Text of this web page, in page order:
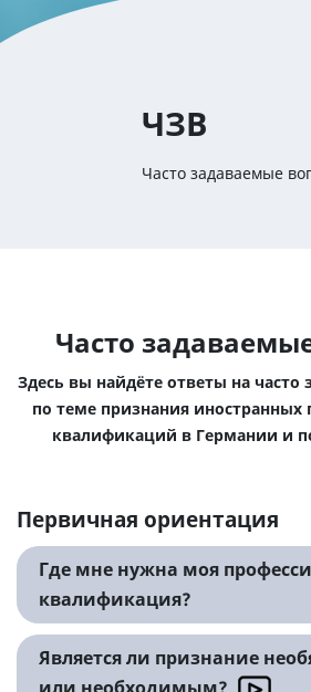
ЧЗВ
Часто задаваемые
Часто
Здесь вы найдёте ответы на
по теме признания иностранных
квалификаций в Германии и
Первичная ориентация
Где мне нужна моя
квалификация?
Является ли признание